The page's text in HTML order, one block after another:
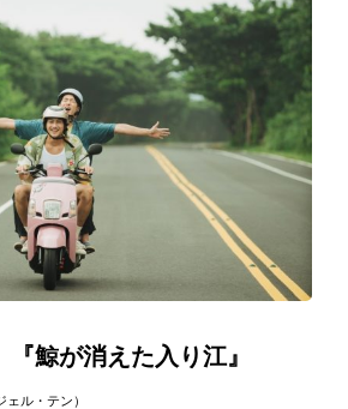
『鯨が消えた入り江』
ル・テン）